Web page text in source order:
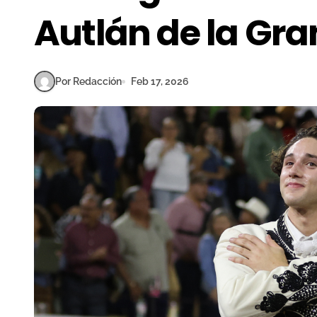
Autlán de la
Por Redacción Feb 17, 2026